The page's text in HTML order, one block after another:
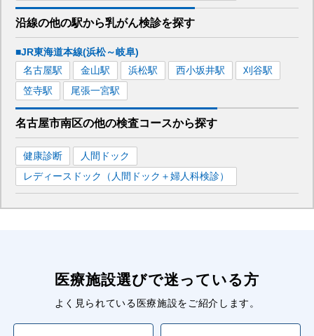
沿線の他の駅から乳がん検診を探す
■JR東海道本線(浜松～岐阜)
名古屋駅 金山駅 浜松駅 西小坂井駅 刈谷駅
笠寺駅 尾張一宮駅
名古屋市南区の他の検査コースから探す
健康診断
人間ドック
レディースドック（人間ドック＋婦人科検診）
医療施設選びで迷っている方
よく見られている医療施設をご紹介します。